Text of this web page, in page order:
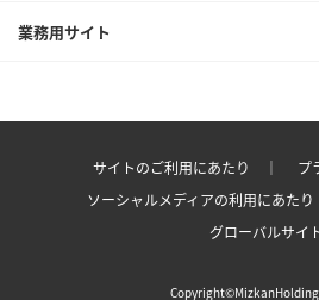
業務用サイト
サイトのご利用にあたり ｜
プ
ソーシャルメディアの利用にあた
グローバルサイ